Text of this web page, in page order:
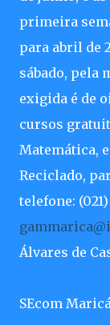
primeira
para abril de
sábado, pela
exigida é de
cursos
Matemática,
Reciclado,
telefone:
Álvares de
SEcom